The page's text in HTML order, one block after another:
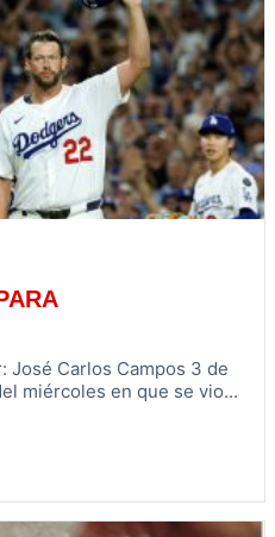
José Carlos Campos 3 de
miércoles en que se vio...